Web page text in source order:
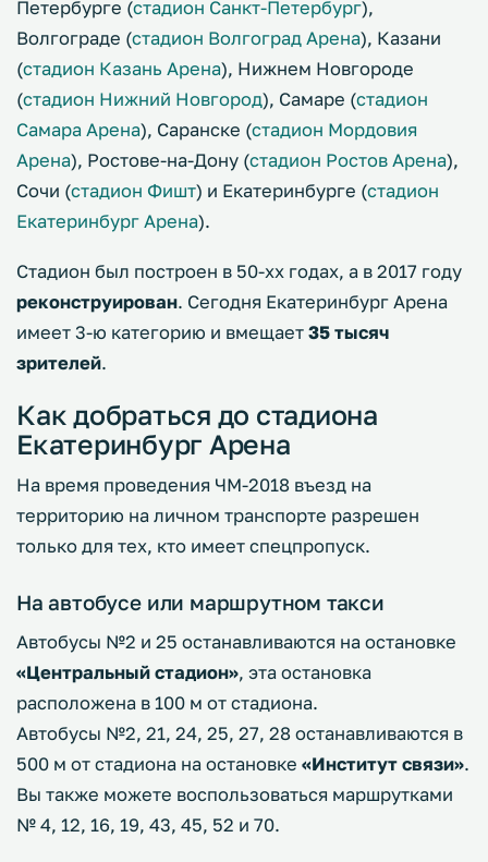
Петербурге (стадион Санкт-Петербург),
Волгограде (стадион Волгоград Арена), Казани
(стадион Казань Арена), Нижнем Новгороде
(стадион Нижний Новгород), Самаре (стадион
Самара Арена), Саранске (стадион Мордовия
Арена), Ростове-на-Дону (стадион Ростов Арена),
Сочи (стадион Фишт) и Екатеринбурге (стадион
Екатеринбург Арена).
Стадион был построен в 50-хх годах, а в 2017 году
реконструирован. Сегодня Екатеринбург Арена
имеет 3-ю категорию и вмещает 35 тысяч
зрителей.
Как добраться до стадиона
Екатеринбург Арена
На время проведения ЧМ-2018 въезд на
территорию на личном транспорте разрешен
только для тех, кто имеет спецпропуск.
На автобусе или маршрутном такси
Автобусы №2 и 25 останавливаются на остановке
«Центральный стадион», эта остановка
расположена в 100 м от стадиона.
Автобусы №2, 21, 24, 25, 27, 28 останавливаются в
500 м от стадиона на остановке «Институт связи».
Вы также можете воспользоваться маршрутками
№ 4, 12, 16, 19, 43, 45, 52 и 70.